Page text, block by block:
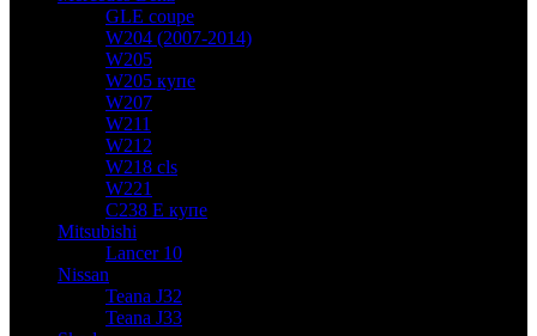
GLE coupe
W204 (2007-2014)
W205
W205 купе
W207
W211
W212
W218 cls
W221
C238 E купе
Mitsubishi
Lancer 10
Nissan
Teana J32
Teana J33